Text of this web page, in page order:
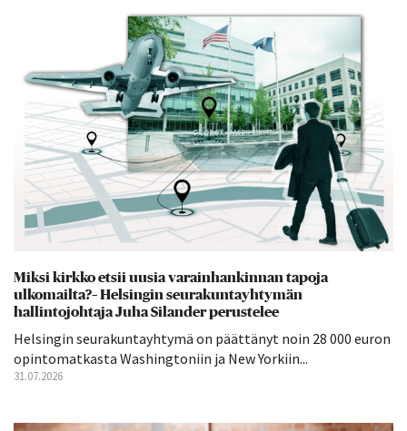
Miksi kirkko etsii uusia varainhankinnan tapoja
ulkomailta?– Helsingin seurakuntayhtymän
hallintojohtaja Juha Silander perustelee
Helsingin seurakuntayhtymä on päättänyt noin 28 000 euron
opintomatkasta Washingtoniin ja New Yorkiin...
31.07.2026